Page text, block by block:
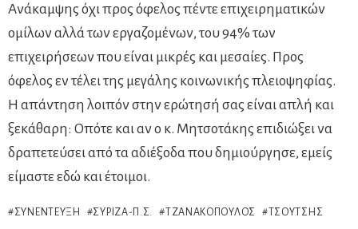
Ανάκαμψης όχι προς όφελος πέντε επιχειρηματικών
ομίλων αλλά των εργαζομένων, του 94% των
επιχειρήσεων που είναι μικρές και μεσαίες. Προς
όφελος εν τέλει της μεγάλης κοινωνικής πλειοψηφίας.
Η απάντηση λοιπόν στην ερώτησή σας είναι απλή και
ξεκάθαρη: Οπότε και αν ο κ. Μητσοτάκης επιδιώξει να
δραπετεύσει από τα αδιέξοδα που δημιούργησε, εμείς
είμαστε εδώ και έτοιμοι.
ΣΥΝΈΝΤΕΥΞΗ ΣΥΡΙΖΑ-Π.Σ. ΤΖΑΝΑΚΌΠΟΥΛΟΣ ΤΣΟΎΤΣΗΣ